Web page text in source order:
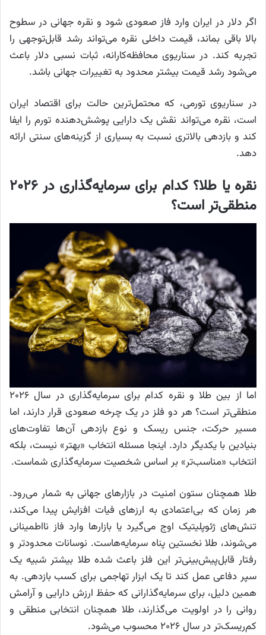
اگر دلار در ایران وارد فاز صعودی شود و نقره جهانی در سطوح
بالا باقی بماند، قیمت داخلی نقره می‌تواند رشد قابل‌توجهی را
تجربه کند. در سناریوی محافظه‌کارانه، ثبات نسبی دلار باعث
می‌شود رشد قیمت بیشتر محدود به تغییرات جهانی باشد.
در سناریوی تورمی، که محتمل‌ترین حالت برای اقتصاد ایران
است، نقره می‌تواند نقش یک دارایی پوشش‌دهنده تورم را ایفا
کند و بازدهی بالاتری نسبت به بسیاری از گزینه‌های سنتی ارائه
دهد.
نقره یا طلا؟ کدام برای سرمایه‌گذاری در ۲۰۲۶
منطقی‌تر است؟
اما از بین طلا و نقره کدام برای سرمایه‌گذاری در سال ۲۰۲۶
منطقی‌تر است؟ هر دو فلز در یک چرخه صعودی قرار دارند، اما
مسیر حرکت، جنس ریسک و نوع بازدهی آن‌ها تفاوت‌های
بنیادین با یکدیگر دارد. اینجا مسئله انتخاب «بهتر» نیست، بلکه
انتخاب «مناسب‌تر» بر اساس شخصیت سرمایه‌گذاری شماست.
طلا همچنان ستون امنیت در بازارهای جهانی به شمار می‌رود.
هر زمان که بی‌اعتمادی به ارزهای فیات افزایش پیدا می‌کند،
تنش‌های ژئوپلیتیک اوج می‌گیرد یا بازارها وارد فاز نااطمینانی
می‌شوند، طلا نخستین پناه سرمایه‌هاست. نوسانات محدودتر و
رفتار قابل‌پیش‌بینی‌تر این فلز باعث شده طلا بیشتر شبیه یک
سپر دفاعی عمل کند تا یک ابزار تهاجمی برای کسب بازدهی. به
همین دلیل، برای سرمایه‌گذارانی که حفظ ارزش دارایی و آرامش
روانی را در اولویت می‌گذارند، طلا همچنان انتخابی منطقی و
کم‌ریسک‌تر در سال ۲۰۲۶ محسوب می‌شود.